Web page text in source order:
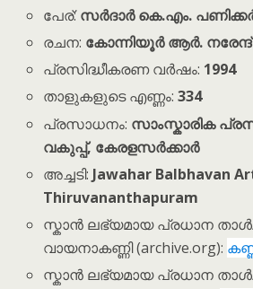
പേര്:സർദാർ കെ.എം.
രചന: കോന്നിയൂർ ആർ.
പ്രസിദ്ധീകരണ വർഷം: 1994
താളുകളുടെ എണ്ണം:334
പ്രസാധനം: സാംസ്കാരിക
വകുപ്പ്, കേരളസർക്കാർ
അച്ചടി: Jawahar Balbhavan
Thiruvananthapuram
സ്കാൻ ലഭ്യമായ പ്രധാന
വായനാകണ്ണി (archive.org):
സ്കാൻ ലഭ്യമായ പ്രധാന